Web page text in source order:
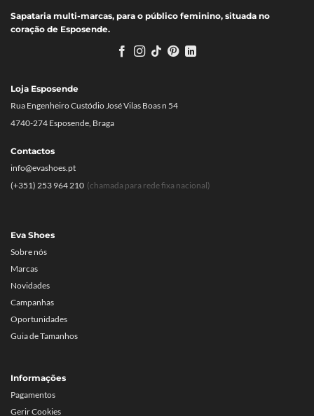
Sapataria multi-marcas, para o público feminino, situada no
coração de Esposende.
Eva Shoes
Sobre nós
Marcas
Novidades
Campanhas
Oportunidades
Guia de Tamanhos
Informações
Pagamentos
Gerir Cookies
Loja Esposende
Rua Engenheiro Custódio José Vilas Boas n 54
4740-274 Esposende, Braga
Contactos
info@evashoes.pt
(+351) 253 964 210 (chamada para rede fixa nacional)